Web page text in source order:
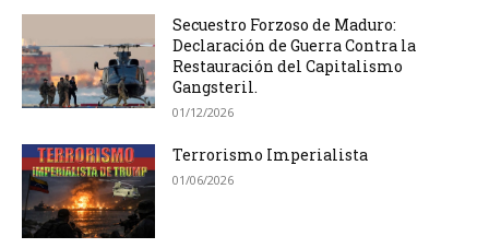
Secuestro Forzoso de Maduro:
Declaración de Guerra Contra la
Restauración del Capitalismo
Gangsteril.
01/12/2026
Terrorismo Imperialista
01/06/2026